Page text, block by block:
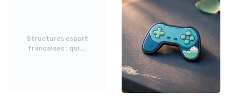
Structures esport
françaises : qui...